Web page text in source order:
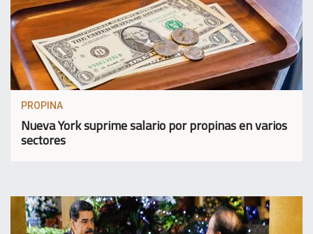
PROPINA
Nueva York suprime salario por propinas en varios
sectores